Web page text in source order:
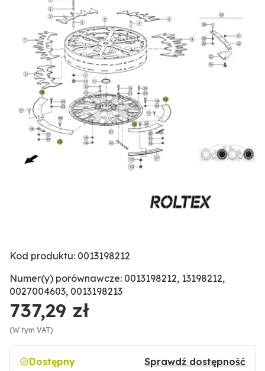
Kod produktu: 0013198212
Numer(y) porównawcze: 0013198212, 13198212,
0027004603, 0013198213
737,29 zł
(W tym VAT)
Dostępny Sprawdź dostępność